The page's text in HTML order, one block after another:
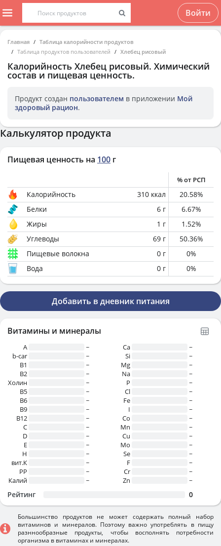
Войти
Главная
Таблица калорийности продуктов
Таблица продуктов пользователей
Хлебец рисовый
Калорийность Хлебец рисовый. Химический
состав и пищевая ценность.
Продукт создан пользователем в приложении Мой
здоровый рацион.
Калькулятор продукта
Пищевая ценность на 100 г
% от РСП
Калорийность 310 ккал 20.58%
Белки
6 г 6.67%
Жиры
1 г 1.52%
Углеводы
69 г 50.36%
Пищевые волокна
0 г 0%
Вода
0 г 0%
Добавить в дневник питания
Витамины и минералы
A
~
b-car
~
В1
~
B2
~
Холин
~
B5
~
B6
~
B9
~
B12
~
C
~
D
~
E
~
H
~
вит.К
~
PP
~
Калий
~
Ca
~
Si
~
Mg
~
Na
~
P
~
Cl
~
Fe
~
I
~
Co
~
Mn
~
Cu
~
Mo
~
Se
~
F
~
Cr
~
Zn
~
Рейтинг 0
Большинство продуктов не может содержать полный набор
витаминов и минералов. Поэтому важно употреблять в пищу
разннообразные продукты, чтобы восполнять потребности
организма в витаминах и минералах.